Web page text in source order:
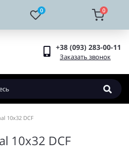
0 0
+38 (093) 283-00-11
Заказать звонок
10х32 DCF
10х32 DCF